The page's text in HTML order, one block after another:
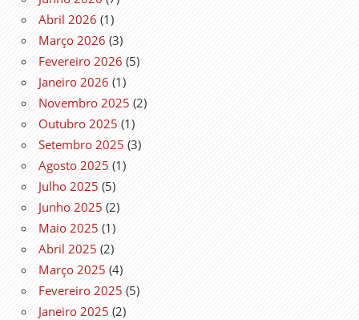
Abril 2026 (1)
Março 2026 (3)
Fevereiro 2026 (5)
Janeiro 2026 (1)
Novembro 2025 (2)
Outubro 2025 (1)
Setembro 2025 (3)
Agosto 2025 (1)
Julho 2025 (5)
Junho 2025 (2)
Maio 2025 (1)
Abril 2025 (2)
Março 2025 (4)
Fevereiro 2025 (5)
Janeiro 2025 (2)